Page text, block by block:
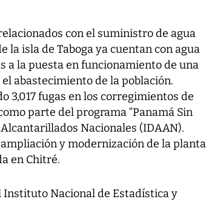
con el suministro de agua
la isla de Taboga ya cuentan con agua
a la puesta en funcionamiento de una
abastecimiento de la población.
3,017 fugas en los corregimientos de
parte del programa “Panamá Sin
Nacionales (IDAAN).
y modernización de la planta
en Chitré.
Instituto Nacional de Estadística y